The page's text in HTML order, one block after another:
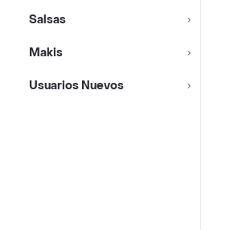
Salsas
Makis
Usuarios Nuevos